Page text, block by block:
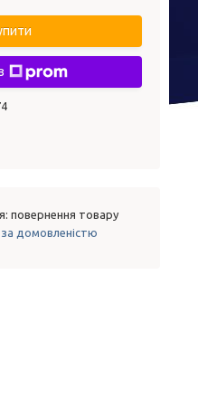
повернення товару
за домовленістю